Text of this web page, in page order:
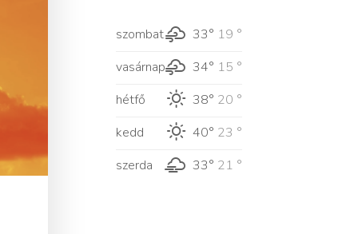
szombat 33° 19 °
vasárnap
34° 15 °
hétfő
38° 20 °
kedd
40° 23 °
szerda
33° 21 °